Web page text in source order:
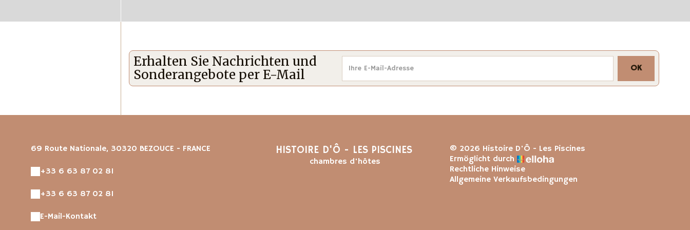
Erhalten Sie Nachrichten und
Sonderangebote per E-Mail
OK
69 Route Nationale, 30320 BEZOUCE - FRANCE
+33 6 63 87 02 81
+33 6 63 87 02 81
E-Mail-Kontakt
HISTOIRE D'Ô - LES PISCINES
chambres d'hôtes
© 2026 Histoire D'Ô - Les Piscines
Ermöglicht durch
Rechtliche Hinweise
Allgemeine Verkaufsbedingungen